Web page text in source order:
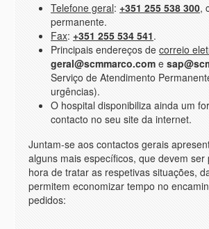
Telefone geral: +351 255 538 300,
permanente.
Fax: +351 255 534 541.
Principais endereços de correio
geral@scmmarco.com e
Serviço de Atendimento
urgências).
O hospital disponibiliza ainda um
contacto no seu site da internet.
Juntam-se aos contactos gerais
alguns mais específicos, que devem ser
hora de tratar as respetivas situações,
permitem economizar tempo no
pedidos: